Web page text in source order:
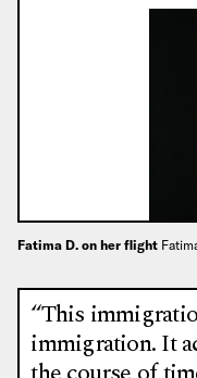
Fatima D. on her flight
“This
immigration. It